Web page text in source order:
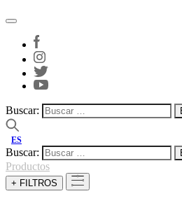
Buscar:
ES
Buscar:
Productos
+ FILTROS